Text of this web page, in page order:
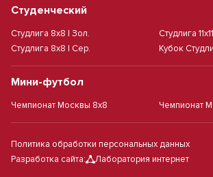
Студенческий
Студлига 8х8 | Зол.
Студлига 8х8 | Сер.
Студлига
Кубок
Мини-футбол
Чемпионат Москвы 8х8 Чемпионат
Политика обработки персональных данных
Разработка сайта:
Лаборатория интернет